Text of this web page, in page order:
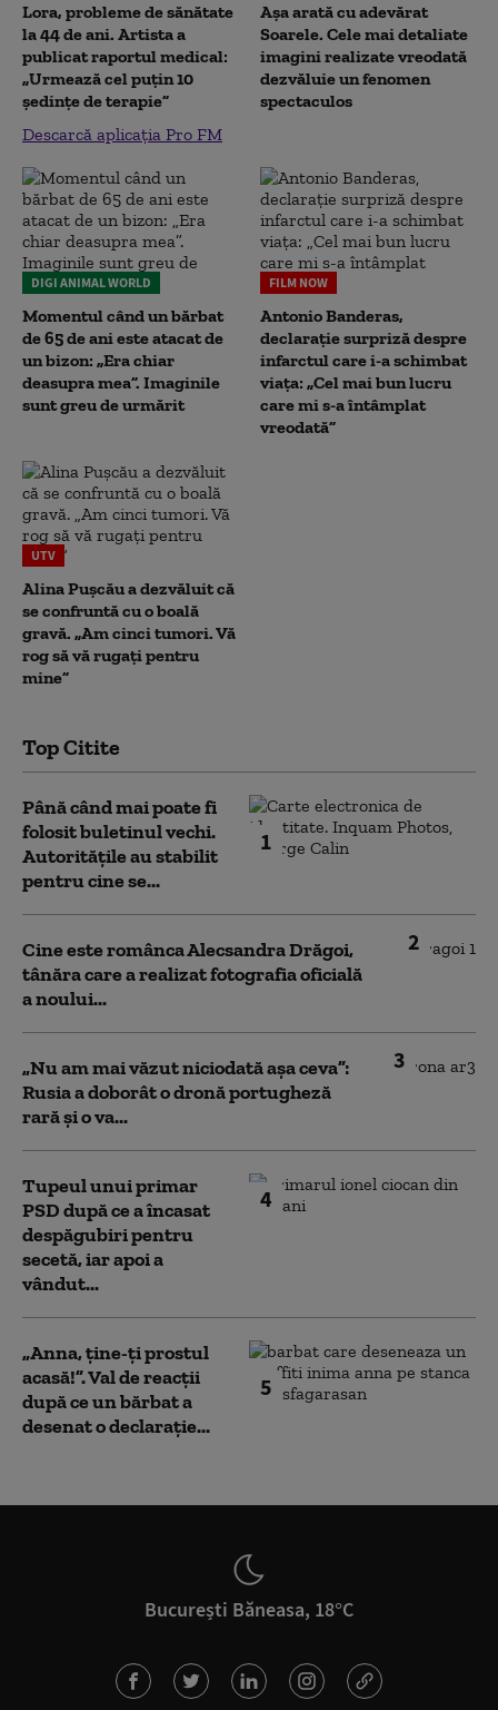
Lora, probleme de sănătate
la 44 de ani. Artista a
publicat raportul medical:
„Urmează cel puțin 10
ședințe de terapie”
Descarcă aplicația Pro FM
Așa arată cu adevărat
Soarele. Cele mai detaliate
imagini realizate vreodată
dezvăluie un fenomen
spectaculos
DIGI ANIMAL WORLD
Momentul când un bărbat
de 65 de ani este atacat de
un bizon: „Era chiar
deasupra mea”. Imaginile
sunt greu de urmărit
FILM NOW
Antonio Banderas,
declarație surpriză despre
infarctul care i-a schimbat
viața: „Cel mai bun lucru
care mi s-a întâmplat
vreodată”
UTV
Alina Pușcău a dezvăluit că
se confruntă cu o boală
gravă. „Am cinci tumori. Vă
rog să vă rugați pentru
mine”
Top Citite
1
Până când mai poate fi
folosit buletinul vechi.
Autoritățile au stabilit
pentru cine se...
2
Cine este românca Alecsandra Drăgoi,
tânăra care a realizat fotografia oficială
a noului...
3
„Nu am mai văzut niciodată așa ceva”:
Rusia a doborât o dronă portugheză
rară și o va...
4
Tupeul unui primar
PSD după ce a încasat
despăgubiri pentru
secetă, iar apoi a
vândut...
5
„Anna, ţine-ţi prostul
acasă!”. Val de reacții
după ce un bărbat a
desenat o declarație...
București Băneasa, 18°C